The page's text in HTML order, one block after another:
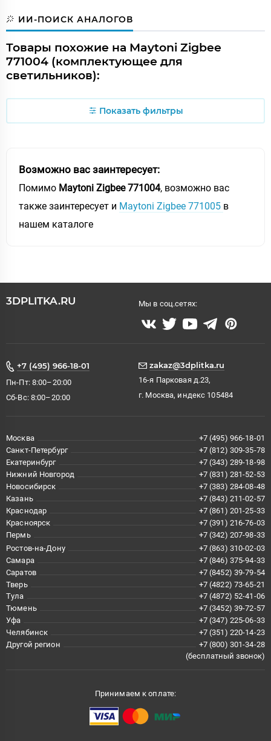
ИИ-ПОИСК АНАЛОГОВ
Товары похожие на Maytoni Zigbee
771004 (комплектующее для
светильников):
Показать фильтры
Возможно вас заинтересует:
Помимо Maytoni Zigbee 771004, возможно вас
также заинтересует и Maytoni Zigbee 771005 в
нашем каталоге
3DPLITKA.RU Мы в соц.сетях:
+7 (495) 966-18-01
Пн-Пт: 8:00–20:00
Сб-Вс: 8:00–20:00
zakaz@3dplitka.ru
16-я Парковая д.23,
г. Москва, индекс 105484
Москва
+7 (495) 966-18-01
Санкт-Петербург
+7 (812) 309-35-78
Екатеринбург
+7 (343) 289-18-98
Нижний Новгород
+7 (831) 281-52-53
Новосибирск
+7 (383) 284-08-48
Казань
+7 (843) 211-02-57
Краснодар
+7 (861) 201-25-33
Красноярск
+7 (391) 216-76-03
Пермь
+7 (342) 207-98-33
Ростов-на-Дону
+7 (863) 310-02-03
Самара
+7 (846) 375-94-33
Саратов
+7 (8452) 39-79-54
Тверь
+7 (4822) 73-65-21
Тула
+7 (4872) 52-41-06
Тюмень
+7 (3452) 39-72-57
Уфа
+7 (347) 225-06-33
Челябинск
+7 (351) 220-14-23
Другой регион
+7 (800) 301-34-28
(бесплатный звонок)
Принимаем к оплате: